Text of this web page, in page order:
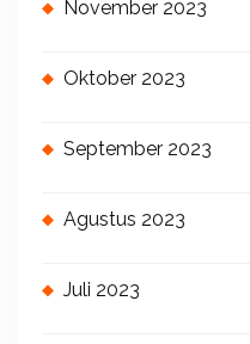
November 2023
Oktober 2023
September 2023
Agustus 2023
Juli 2023